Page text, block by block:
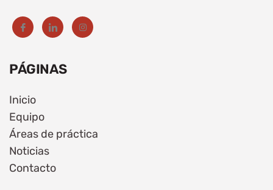
PÁGINAS
Inicio
Equipo
Áreas de práctica
Noticias
Contacto